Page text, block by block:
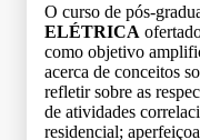
O curso de pós-
ELÉTRICA
como objetivo
acerca de conceitos
refletir sobre as
de atividades
residencial;